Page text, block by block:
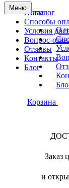
Меню
О нас
Способы
Условия
Вопрос-
Отзывы
Контакты
Блог
Каталог
О
Корзина
Заказ
и